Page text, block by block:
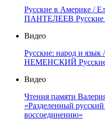
Русские в Америке /
ПАНТЕЛЕЕВ Русские
Видео
Русские: народ и
НЕМЕНСКИЙ Русские
Видео
Чтения памяти
«Разделенный
воссоединению»